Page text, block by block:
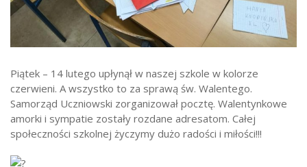
LO SMS Talent
Strefa rodzica
Strefa ucznia
Bursa/Internat
Oferty pracy dla pracowników
Piątek – 14 lutego upłynął w naszej szkole w kolorze
czerwieni. A wszystko to za sprawą św. Walentego.
Samorząd Uczniowski zorganizował pocztę. Walentynkowe
amorki i sympatie zostały rozdane adresatom. Całej
społeczności szkolnej życzymy dużo radości i miłości!!!